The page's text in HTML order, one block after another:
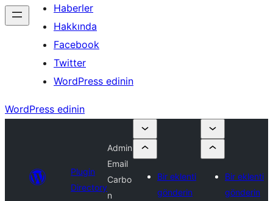
Haberler
Hakkında
Facebook
Twitter
WordPress edinin
WordPress edinin
Plugin
Directory
Admin
Email
Carbo
n
Bir eklenti
gönderin
Bir eklenti
gönderin